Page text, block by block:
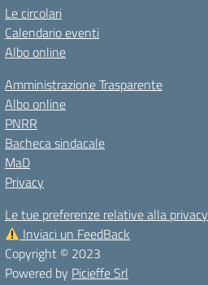
Le circolari
Calendario eventi
Albo online
Amministrazione Trasparente
Albo online
PNRR
Bacheca sindacale
MaD
Privacy
Le tue preferenze relative alla privacy
Inviaci un FeedBack
Copyright © 2023
Powered by Picieffe Srl